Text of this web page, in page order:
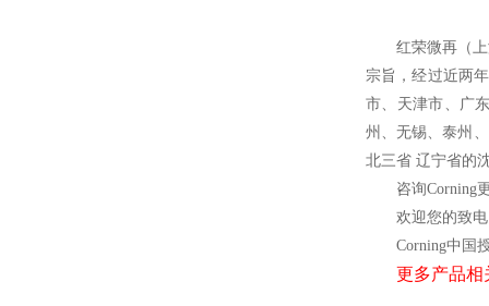
红荣微再（
宗旨，经过近两
市、天津市、广
州、无锡、泰州
北三省 辽宁省的
咨询Corning
欢迎您的
Corning中国
更多产品相